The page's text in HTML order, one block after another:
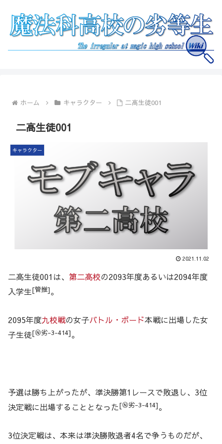
ホーム キャラクター 二高生徒001
二高生徒001
キャラクター
2021.11.02
二高生徒001は、 第二高校の2093年度あるいは2094年度
入学生[管推]。
2095年度九校戦の女子バトル・ボード本戦に出場した女
子生徒[Ⓝ劣-3-414]。
予選は勝ち上がったが、準決勝第1レースで敗退し、3位
決定戦に出場することとなった[Ⓝ劣-3-414]。
3位決定戦は、本来は準決勝敗退者4名で争うものだが、